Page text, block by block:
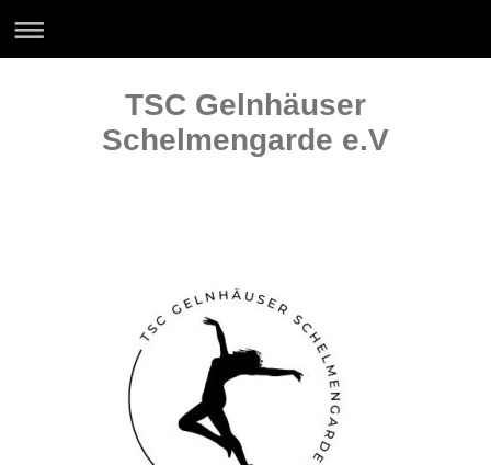
TSC Gelnhäuser
Schelmengarde e.V